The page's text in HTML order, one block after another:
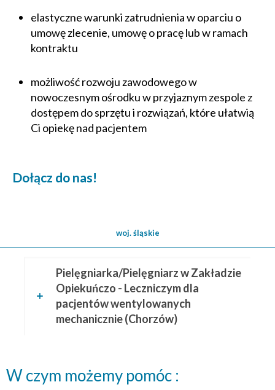
elastyczne warunki zatrudnienia w oparciu o
umowę zlecenie, umowę o pracę lub w ramach
kontraktu
możliwość rozwoju zawodowego w
nowoczesnym ośrodku w przyjaznym zespole z
dostępem do sprzętu i rozwiązań, które ułatwią
Ci opiekę nad pacjentem
Dołącz do nas!
woj. śląskie
Pielęgniarka/Pielęgniarz w Zakładzie
Opiekuńczo - Leczniczym dla
pacjentów wentylowanych
mechanicznie (Chorzów)
W czym możemy pomóc :